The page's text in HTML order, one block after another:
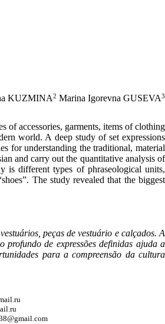
KUZMINA2 Marina Igorevna GUSEVA3
of accessories, garments, items of clothing
world. A deep study of set expressions
for understanding the traditional, material
and carry out the quantitative analysis of
is different types of phraseological units,
The study revealed that the biggest
peças de vestuário e calçados. A
profundo de expressões definidas ajuda a
para a compreensão da cultura